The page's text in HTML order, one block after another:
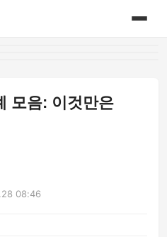
모음: 이것만은
08:46